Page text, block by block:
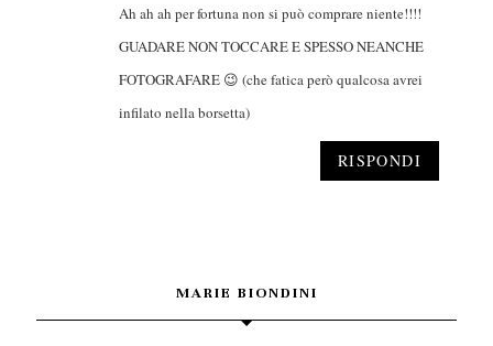
Ah ah ah per fortuna non si può comprare niente!!!!
GUADARE NON TOCCARE E SPESSO NEANCHE
FOTOGRAFARE 😉 (che fatica però qualcosa avrei
infilato nella borsetta)
RISPONDI
MARIE BIONDINI